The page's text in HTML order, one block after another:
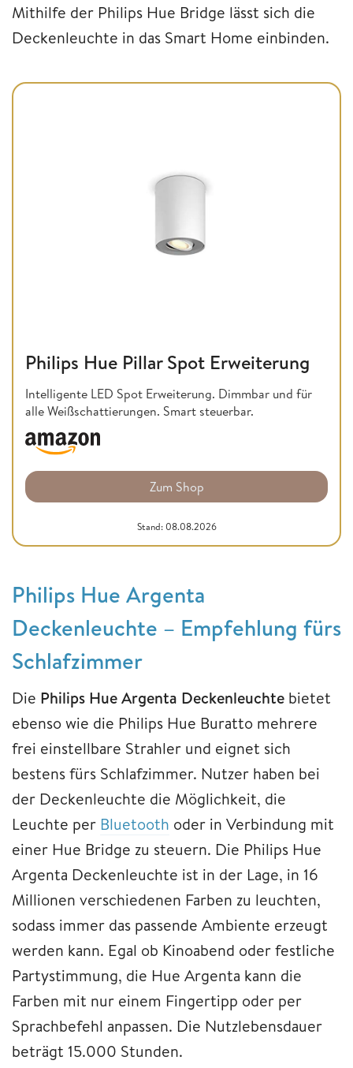
Mithilfe der Philips Hue Bridge lässt sich die
Deckenleuchte in das Smart Home einbinden.
Philips Hue Pillar Spot Erweiterung
Intelligente LED Spot Erweiterung. Dimmbar und für
alle Weißschattierungen. Smart steuerbar.
Zum Shop
Stand: 08.08.2026
Philips Hue Argenta
Deckenleuchte – Empfehlung fürs
Schlafzimmer
Die Philips Hue Argenta Deckenleuchte bietet
ebenso wie die Philips Hue Buratto mehrere
frei einstellbare Strahler und eignet sich
bestens fürs Schlafzimmer. Nutzer haben bei
der Deckenleuchte die Möglichkeit, die
Leuchte per Bluetooth oder in Verbindung mit
einer Hue Bridge zu steuern. Die Philips Hue
Argenta Deckenleuchte ist in der Lage, in 16
Millionen verschiedenen Farben zu leuchten,
sodass immer das passende Ambiente erzeugt
werden kann. Egal ob Kinoabend oder festliche
Partystimmung, die Hue Argenta kann die
Farben mit nur einem Fingertipp oder per
Sprachbefehl anpassen. Die Nutzlebensdauer
beträgt 15.000 Stunden.